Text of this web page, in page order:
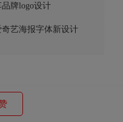
品牌logo设计
奇艺海报字体新设计